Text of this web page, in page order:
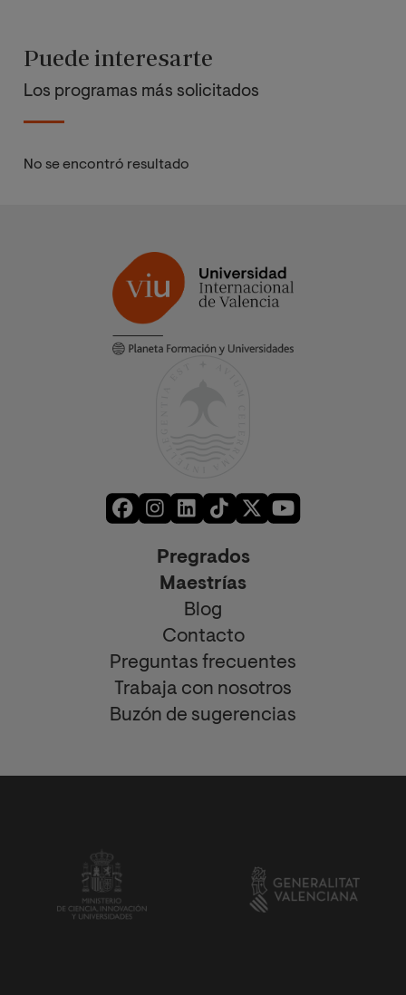
Puede interesarte
Los programas más solicitados
No se encontró resultado
Pregrados
Maestrías
Blog
Contacto
Preguntas frecuentes
Trabaja con nosotros
Buzón de sugerencias